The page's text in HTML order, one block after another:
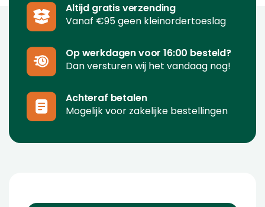
Altijd gratis verzending
Vanaf €95 geen kleinordertoeslag
Op werkdagen voor 16:00 besteld?
Dan versturen wij het vandaag nog!
Achteraf betalen
Mogelijk voor zakelijke bestellingen